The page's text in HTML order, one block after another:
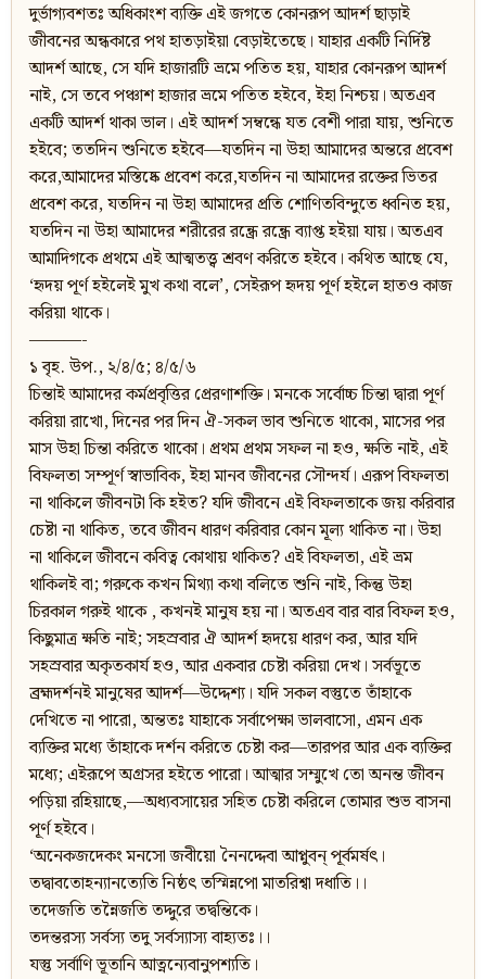
দুর্ভাগ্যবশতঃ অধিকাংশ ব্যক্তি এই জগতে কোনরূপ আদর্শ ছাড়াই
জীবনের অন্ধকারে পথ হাতড়াইয়া বেড়াইতেছে। যাহার একটি নির্দিষ্ট
আদর্শ আছে, সে যদি হাজারটি ভ্রমে পতিত হয়, যাহার কোনরূপ আদর্শ
নাই, সে তবে পঞ্চাশ হাজার ভ্রমে পতিত হইবে, ইহা নিশ্চয়। অতএব
একটি আদর্শ থাকা ভাল। এই আদর্শ সম্বন্ধে যত বেশী পারা যায়, শুনিতে
হইবে; ততদিন শুনিতে হইবে—যতদিন না উহা আমাদের অন্তরে প্রবেশ
করে,আমাদের মস্তিষ্কে প্রবেশ করে,যতদিন না আমাদের রক্তের ভিতর
প্রবেশ করে, যতদিন না উহা আমাদের প্রতি শোণিতবিন্দুতে ধ্বনিত হয়,
যতদিন না উহা আমাদের শরীরের রন্ধ্রে রন্ধ্রে ব্যাপ্ত হইয়া যায়। অতএব
আমাদিগকে প্রথমে এই আত্মতত্ত্ব শ্রবণ করিতে হইবে। কথিত আছে যে,
‘হৃদয় পূর্ণ হইলেই মুখ কথা বলে’, সেইরূপ হৃদয় পূর্ণ হইলে হাতও কাজ
করিয়া থাকে।
———-
১ বৃহ. উপ., ২/৪/৫; ৪/৫/৬
চিন্তাই আমাদের কর্মপ্রবৃত্তির প্রেরণাশক্তি। মনকে সর্বোচ্চ চিন্তা দ্বারা পূর্ণ
করিয়া রাখো, দিনের পর দিন ঐ-সকল ভাব শুনিতে থাকো, মাসের পর
মাস উহা চিন্তা করিতে থাকো। প্রথম প্রথম সফল না হও, ক্ষতি নাই, এই
বিফলতা সম্পূর্ণ স্বাভাবিক, ইহা মানব জীবনের সৌন্দর্য। এরূপ বিফলতা
না থাকিলে জীবনটা কি হইত? যদি জীবনে এই বিফলতাকে জয় করিবার
চেষ্টা না থাকিত, তবে জীবন ধারণ করিবার কোন মূল্য থাকিত না। উহা
না থাকিলে জীবনে কবিত্ব কোথায় থাকিত? এই বিফলতা, এই ভ্রম
থাকিলই বা; গরুকে কখন মিথ্যা কথা বলিতে শুনি নাই, কিন্তু উহা
চিরকাল গরুই থাকে , কখনই মানুষ হয় না। অতএব বার বার বিফল হও,
কিছুমাত্র ক্ষতি নাই; সহস্রবার ঐ আদর্শ হৃদয়ে ধারণ কর, আর যদি
সহস্রবার অকৃতকার্য হও, আর একবার চেষ্টা করিয়া দেখ। সর্বভূতে
ব্রহ্মদর্শনই মানুষের আদর্শ—উদ্দেশ্য। যদি সকল বস্তুতে তাঁহাকে
দেখিতে না পারো, অন্ততঃ যাহাকে সর্বাপেক্ষা ভালবাসো, এমন এক
ব্যক্তির মধ্যে তাঁহাকে দর্শন করিতে চেষ্টা কর—তারপর আর এক ব্যক্তির
মধ্যে; এইরূপে অগ্রসর হইতে পারো। আত্মার সম্মুখে তো অনন্ত জীবন
পড়িয়া রহিয়াছে,—অধ্যবসায়ের সহিত চেষ্টা করিলে তোমার শুভ বাসনা
পূর্ণ হইবে।
‘অনেকজদেকং মনসো জবীয়ো নৈনদ্দেবা আপ্নুবন‍্ পূর্বমর্ষৎ।
তদ্বাবতোহন্যানত্যেতি নিষ্ঠৎ তস্মিন্নপো মাতরিশ্বা দধাতি।।
তদেজতি তন্নৈজতি তদ্দুরে তদ্বন্তিকে।
তদন্তরস্য সর্বস্য তদু সর্বস্যাস্য বাহ্যতঃ।।
যস্তু সর্বাণি ভূতানি আত্নন্যেবানুপশ্যতি।